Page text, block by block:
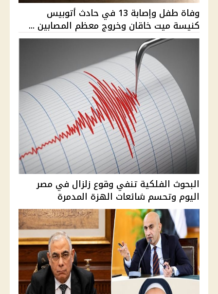
وفاة طفل وإصابة 13 في حادث أتوبيس
كنيسة ميت خاقان وخروج معظم المصابين ...
البحوث الفلكية تنفي وقوع زلزال في مصر
اليوم وتحسم شائعات الهزة المدمرة